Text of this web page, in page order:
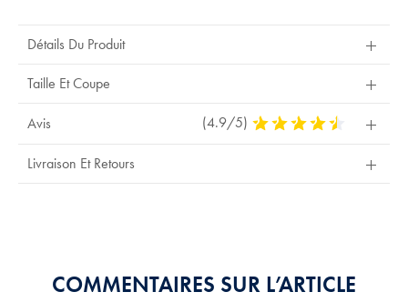
Détails Du Produit
Taille Et Coupe
Avis (4.9/5) 4,9
Livraison Et Retours
COMMENTAIRES SUR L’ARTICLE